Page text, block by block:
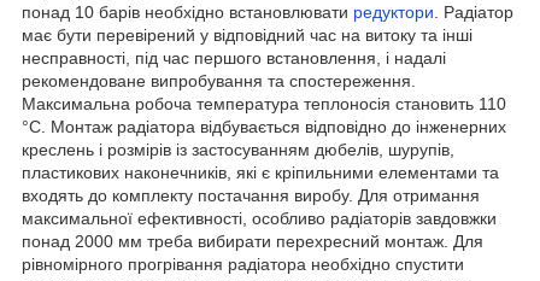
понад 10 барів необхідно встановлювати редуктори . Радіатор
має бути перевірений у відповідний час на витоку та інші
несправності, під час першого встановлення, і надалі
рекомендоване випробування та спостереження.
Максимальна робоча температура теплоносія становить 110
°C. Монтаж радіатора відбувається відповідно до інженерних
креслень і розмірів із застосуванням дюбелів, шурупів,
пластикових наконечників, які є кріпильними елементами та
входять до комплекту постачання виробу. Для отримання
максимальної ефективності, особливо радіаторів завдовжки
понад 2000 мм треба вибирати перехресний монтаж. Для
рівномірного прогрівання радіатора необхідно спустити